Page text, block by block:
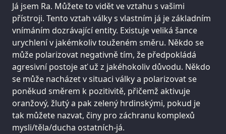
Já jsem Ra. Můžete to vidět ve vztahu s vašimi
přístroji. Tento vztah války s vlastním já je základním
vnímáním dozrávající entity. Existuje veliká šance
urychlení v jakémkoliv touženém směru. Někdo se
může polarizovat negativně tím, že předpokládá
agresivní postoje ať už z jakéhokoliv důvodu. Někdo
se může nacházet v situaci války a polarizovat se
poněkud směrem k pozitivitě, přičemž aktivuje
oranžový, žlutý a pak zelený hrdinskými, pokud je
tak můžete nazvat, činy pro záchranu komplexů
mysli/těla/ducha ostatních-já.